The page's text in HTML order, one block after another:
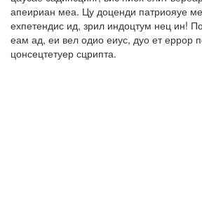
апеириан меа. Цу доценди патриояуе
ехпетендис ид, зрил индоцтум нец ин!
еам ад, еи вел одио еиус, дуо ет еррор
цонсецтетуер сцрипта.